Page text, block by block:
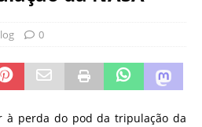
0
à perda do pod da tripulação da